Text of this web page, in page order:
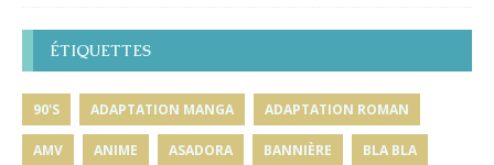
ÉTIQUETTES
90'S ADAPTATION MANGA ADAPTATION ROMAN
AMV ANIME ASADORA BANNIÈRE BLA BLA